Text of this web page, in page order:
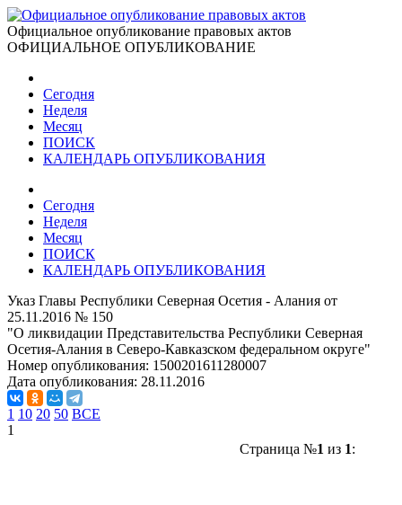
Официальное опубликование правовых актов
ОФИЦИАЛЬНОЕ ОПУБЛИКОВАНИЕ
Сегодня
Неделя
Месяц
ПОИСК
КАЛЕНДАРЬ ОПУБЛИКОВАНИЯ
Сегодня
Неделя
Месяц
ПОИСК
КАЛЕНДАРЬ ОПУБЛИКОВАНИЯ
Указ Главы Республики Северная Осетия - Алания от
25.11.2016 № 150
"О ликвидации Представительства Республики Северная
Осетия-Алания в Северо-Кавказском федеральном округе"
Номер опубликования: 1500201611280007
Дата опубликования: 28.11.2016
1 10 20 50 ВСЕ
1
Страница №1 из 1: